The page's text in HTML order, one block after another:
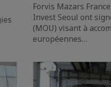
Forvis Mazars
Invest Seoul ont
(MOU) visant à
européennes…